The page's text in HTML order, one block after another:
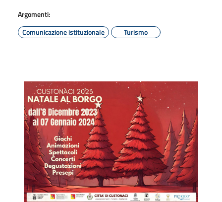
Argomenti:
Comunicazione istituzionale
Turismo